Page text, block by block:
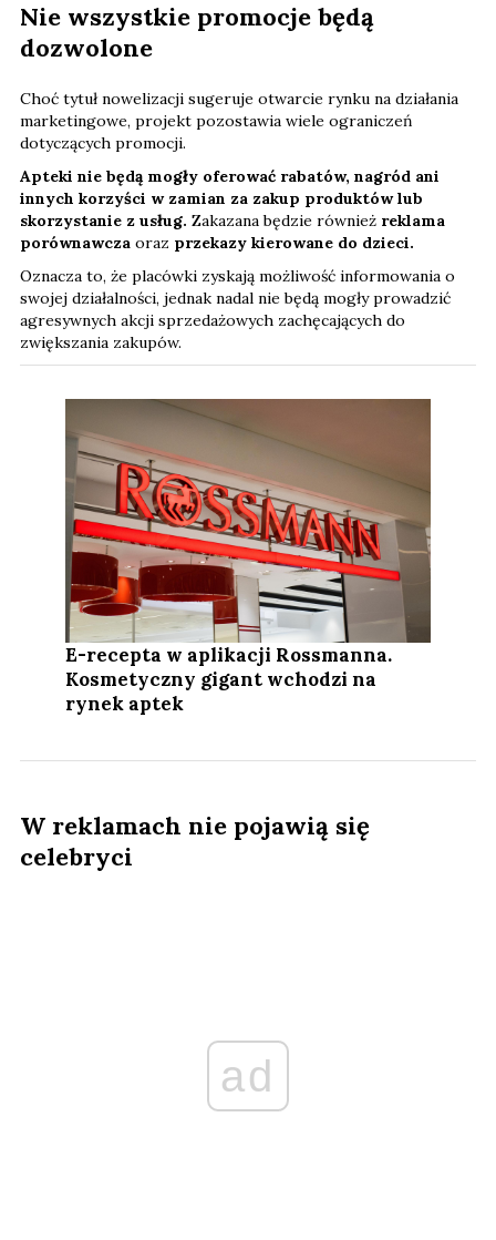
Nie wszystkie promocje będą
dozwolone
Choć tytuł nowelizacji sugeruje otwarcie rynku na działania
marketingowe, projekt pozostawia wiele ograniczeń
dotyczących promocji.
Apteki nie będą mogły oferować rabatów, nagród ani
innych korzyści w zamian za zakup produktów lub
skorzystanie z usług. Zakazana będzie również reklama
porównawcza oraz przekazy kierowane do dzieci.
Oznacza to, że placówki zyskają możliwość informowania o
swojej działalności, jednak nadal nie będą mogły prowadzić
agresywnych akcji sprzedażowych zachęcających do
zwiększania zakupów.
E-recepta w aplikacji Rossmanna.
Kosmetyczny gigant wchodzi na
rynek aptek
W reklamach nie pojawią się
celebryci
ad